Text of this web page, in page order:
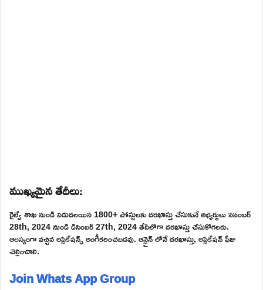
ముఖ్యమైన తేదీలు:
రైల్వే శాఖ నుండి విడుదలయిన 1800+ పోస్టులకు దరఖాస్తు చేసుకునే అభ్యర్థులు నవంబర్
28th, 2024 నుండి డిసెంబర్ 27th, 2024 తేదీలోగా దరఖాస్తు చేసుకోగలరు.
ఆలస్యంగా వచ్చిన అప్లికేషన్స్ అంగీకరించబడవు. ఆన్లైన్ లోనే దరఖాస్తు, అప్లికేషన్ ఫీజు
చెల్లించాలి.
Join Whats App Group